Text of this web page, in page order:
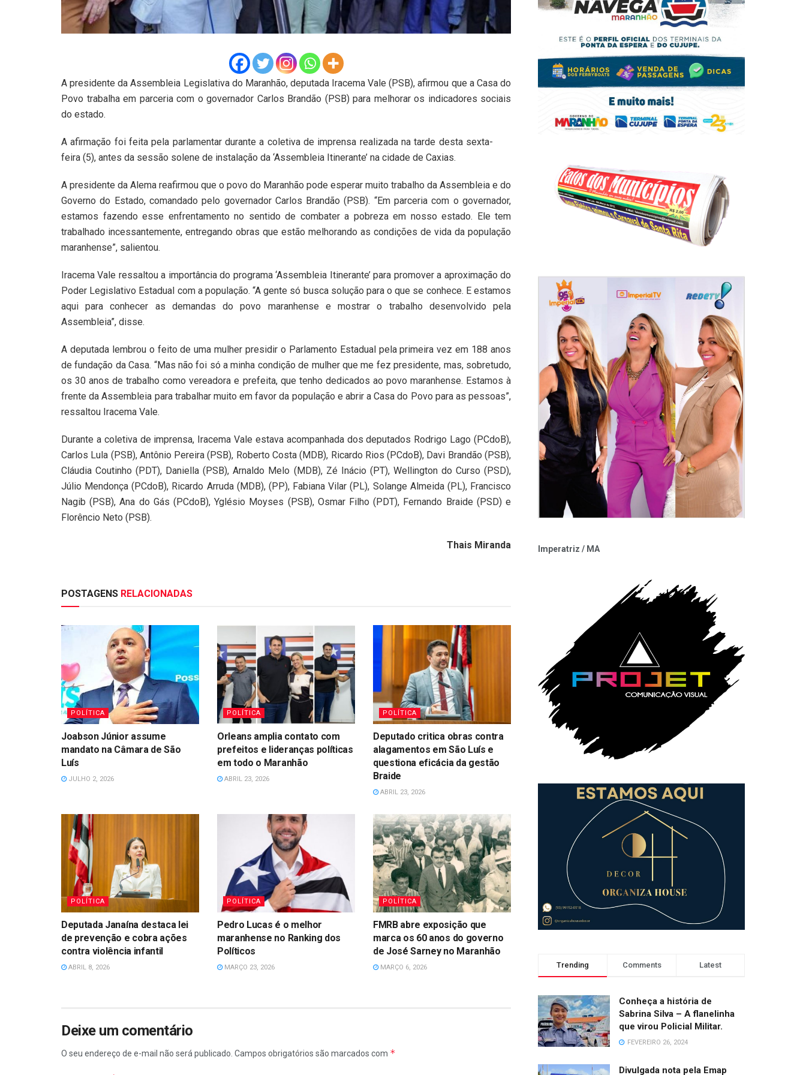
A presidente da Assembleia Legislativa do Maranhão, deputada Iracema Vale (PSB), afirmou que a Casa do
Povo trabalha em parceria com o governador Carlos Brandão (PSB) para melhorar os indicadores sociais
do estado.
A afirmação foi feita pela parlamentar durante a coletiva de imprensa realizada na tarde desta sexta-
feira (5), antes da sessão solene de instalação da ‘Assembleia Itinerante’ na cidade de Caxias.
A presidente da Alema reafirmou que o povo do Maranhão pode esperar muito trabalho da Assembleia e do
Governo do Estado, comandado pelo governador Carlos Brandão (PSB). “Em parceria com o governador,
estamos fazendo esse enfrentamento no sentido de combater a pobreza em nosso estado. Ele tem
trabalhado incessantemente, entregando obras que estão melhorando as condições de vida da população
maranhense”, salientou.
Iracema Vale ressaltou a importância do programa ‘Assembleia Itinerante’ para promover a aproximação do
Poder Legislativo Estadual com a população. “A gente só busca solução para o que se conhece. E estamos
aqui para conhecer as demandas do povo maranhense e mostrar o trabalho desenvolvido pela
Assembleia”, disse.
A deputada lembrou o feito de uma mulher presidir o Parlamento Estadual pela primeira vez em 188 anos
de fundação da Casa. “Mas não foi só a minha condição de mulher que me fez presidente, mas, sobretudo,
os 30 anos de trabalho como vereadora e prefeita, que tenho dedicados ao povo maranhense. Estamos à
frente da Assembleia para trabalhar muito em favor da população e abrir a Casa do Povo para as pessoas”,
ressaltou Iracema Vale.
Durante a coletiva de imprensa, Iracema Vale estava acompanhada dos deputados Rodrigo Lago (PCdoB),
Carlos Lula (PSB), Antônio Pereira (PSB), Roberto Costa (MDB), Ricardo Rios (PCdoB), Davi Brandão (PSB),
Cláudia Coutinho (PDT), Daniella (PSB), Arnaldo Melo (MDB), Zé Inácio (PT), Wellington do Curso (PSD),
Júlio Mendonça (PCdoB), Ricardo Arruda (MDB), (PP), Fabiana Vilar (PL), Solange Almeida (PL), Francisco
Nagib (PSB), Ana do Gás (PCdoB), Yglésio Moyses (PSB), Osmar Filho (PDT), Fernando Braide (PSD) e
Florêncio Neto (PSB).
Thais Miranda
POSTAGENS RELACIONADAS
POLÍTICA
Joabson Júnior assume
mandato na Câmara de São
Luís
JULHO 2, 2026
POLÍTICA
Orleans amplia contato com
prefeitos e lideranças políticas
em todo o Maranhão
ABRIL 23, 2026
POLÍTICA
Deputado critica obras contra
alagamentos em São Luís e
questiona eficácia da gestão
Braide
ABRIL 23, 2026
POLÍTICA
Deputada Janaína destaca lei
de prevenção e cobra ações
contra violência infantil
ABRIL 8, 2026
POLÍTICA
Pedro Lucas é o melhor
maranhense no Ranking dos
Políticos
MARÇO 23, 2026
POLÍTICA
FMRB abre exposição que
marca os 60 anos do governo
de José Sarney no Maranhão
MARÇO 6, 2026
Deixe um comentário
O seu endereço de e-mail não será publicado. Campos obrigatórios são marcados com *
Imperatriz / MA
Trending Comments Latest
Conheça a história de
Sabrina Silva – A flanelinha
que virou Policial Militar.
FEVEREIRO 26, 2024
Divulgada nota pela Emap